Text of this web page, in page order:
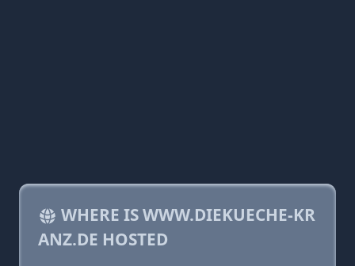
WHERE IS WWW.DIEKUECHE-KR
ANZ.DE HOSTED